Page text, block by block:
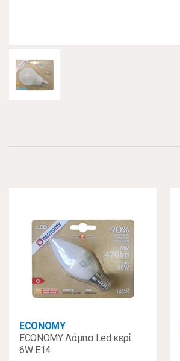
ECONOMY
ECONOMY Λάμπα Led κερί
6W E14